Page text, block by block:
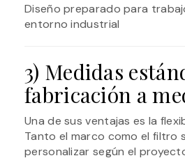
Diseño preparado para
entorno industrial
3) Medidas
fabricación a
Una de sus ventajas es la
Tanto el marco como el filtro
personalizar según el